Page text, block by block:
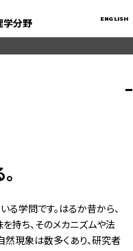
分野 ENGLISH
学問です。はるか昔から、
持ち、そのメカニズムや法
然現象は数多くあり、研究者